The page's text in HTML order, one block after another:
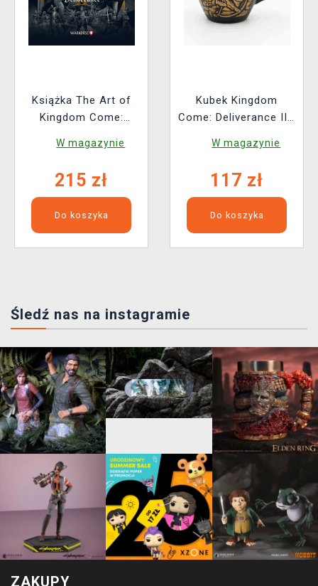
Książka The Art of
Kingdom Come:
W magazynie
215 zł
Do koszyka
Kubek Kingdom
Come: Deliverance II -
W magazynie
117 zł
Do koszyka
Śledź nas na instagramie
ZAKUPY